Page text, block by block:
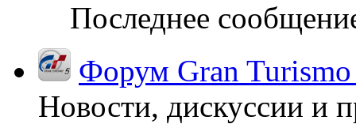
Последнее
Форум Gran
Новости, дискуссии и